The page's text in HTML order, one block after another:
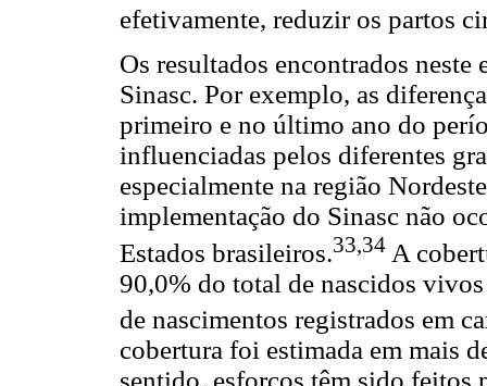
efetivamente, reduzir os partos
Os resultados encontrados
Sinasc. Por exemplo, as
primeiro e no último ano do
influenciadas pelos diferentes
especialmente na região
implementação do Sinasc não
Estados brasileiros.33,34 A
90,0% do total de nascidos
de nascimentos registrados em
cobertura foi estimada em mais
sentido, esforços têm sido feitos